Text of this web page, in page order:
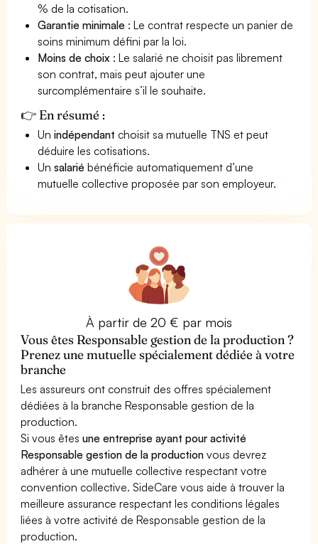
% de la cotisation.
Garantie minimale : Le contrat respecte un panier de
soins minimum défini par la loi.
Moins de choix : Le salarié ne choisit pas librement
son contrat, mais peut ajouter une
surcomplémentaire s’il le souhaite.
👉 En résumé :
Unindépendant choisit sa mutuelle TNS et peut
déduire les cotisations.
Unsalarié bénéficie automatiquement d’une
mutuelle collective proposée par son employeur.
À partir de 20 € par mois
Vous êtes Responsable gestion de la production ?
Prenez une mutuelle spécialement dédiée à votre
branche
Les assureurs ont construit des offres spécialement
dédiées à la branche Responsable gestion de la
production.
Si vous êtesune entreprise ayant pour activité
Responsable gestion de la production vous devrez
adhérer à une mutuelle collective respectant votre
convention collective. SideCare vous aide à trouver la
meilleure assurance respectant les conditions légales
liées à votre activité de Responsable gestion de la
production.